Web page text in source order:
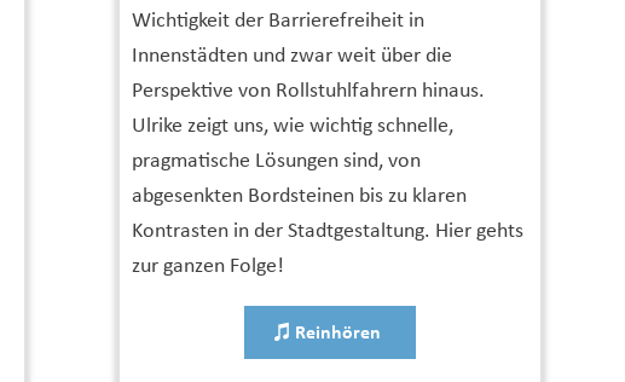
Wichtigkeit der Barrierefreiheit in
Innenstädten und zwar weit über die
Perspektive von Rollstuhlfahrern hinaus.
Ulrike zeigt uns, wie wichtig schnelle,
pragmatische Lösungen sind, von
abgesenkten Bordsteinen bis zu klaren
Kontrasten in der Stadtgestaltung. Hier gehts
zur ganzen Folge!
Reinhören